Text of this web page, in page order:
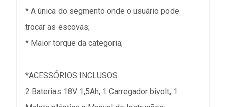
* A única do segmento onde o usuário pode
trocar as escovas;
* Maior torque da categoria;
*ACESSÓRIOS INCLUSOS
2 Baterias 18V 1,5Ah, 1 Carregador bivolt, 1